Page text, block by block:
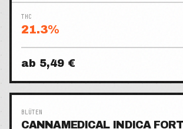
THC
21.3%
ab 5,49 €
BLÜTEN
CANNAMEDICAL INDICA